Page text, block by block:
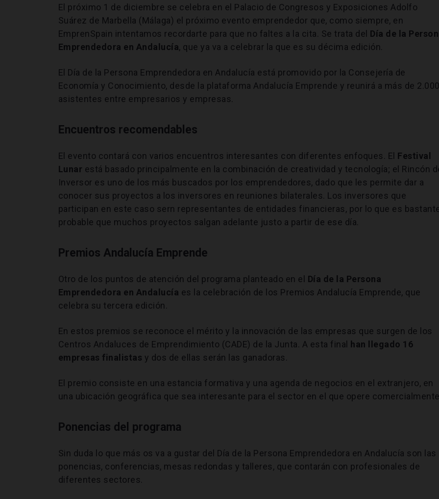
El próximo 1 de diciembre se celebra en el Palacio de Congresos y Exposiciones Adolfo
Suárez de Marbella (Málaga) el próximo evento emprendedor que, como siempre, en
EmprenSpain intentamos recordarte para que no faltes a la cita. Se trata del Día de la
Emprendedora en Andalucía, que ya va a celebrar la que es su décima edición.
El Día de la Persona Emprendedora en Andalucía está promovido por la Consejería de
Economía y Conocimiento, desde la plataforma Andalucía Emprende y reunirá a más de
asistentes entre empresarios y empresas.
Encuentros recomendables
El evento contará con varios encuentros interesantes con diferentes enfoques. El Festival
Lunar está basado principalmente en la combinación de creatividad y tecnología; el Rincón
Inversor es uno de los más buscados por los emprendedores, dado que les permite dar a
conocer sus proyectos a los inversores en reuniones bilaterales. Los inversores que
participan en este caso sern representantes de entidades financieras, por lo que es
probable que muchos proyectos salgan adelante justo a partir de ese día.
Premios Andalucía Emprende
Otro de los puntos de atención del programa planteado en el Día de la Persona
Emprendedora en Andalucía es la celebración de los Premios Andalucía Emprende, que
celebra su tercera edición.
En estos premios se reconoce el mérito y la innovación de las empresas que surgen de los
Centros Andaluces de Emprendimiento (CADE) de la Junta. A esta final han llegado 16
empresas finalistas y dos de ellas serán las ganadoras.
El premio consiste en una estancia formativa y una agenda de negocios en el extranjero, en
una ubicación geográfica que sea interesante para el sector en el que opere
Ponencias del programa
Sin duda lo que más os va a gustar del Día de la Persona Emprendedora en Andalucía son las
ponencias, conferencias, mesas redondas y talleres, que contarán con profesionales de
diferentes sectores.